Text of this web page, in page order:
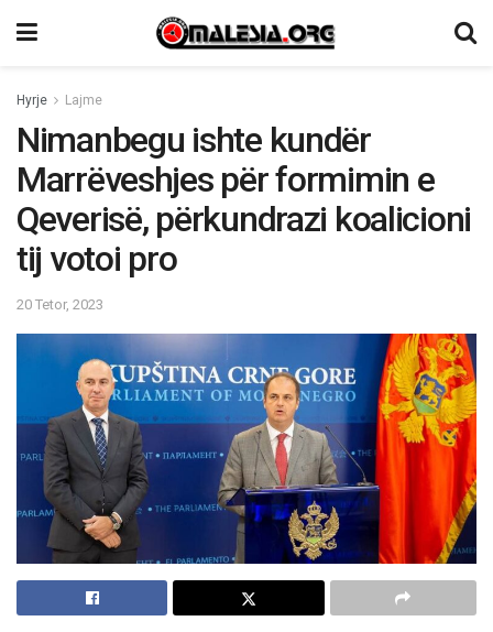
Hyrje Lajme
Nimanbegu ishte kundër
Marrëveshjes për formimin e
Qeverisë, përkundrazi koalicioni
tij votoi pro
20 Tetor, 2023